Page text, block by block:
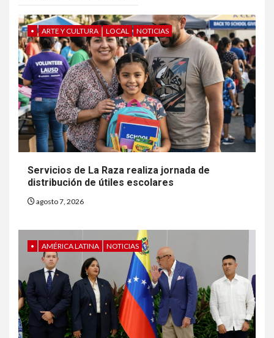
• ARTE Y CULTURA LOCAL NOTICIAS
Servicios de La Raza realiza jornada de
distribución de útiles escolares
agosto 7, 2026
• AMÉRICA LATINA NOTICIAS
6
HOGAR Y SALUD